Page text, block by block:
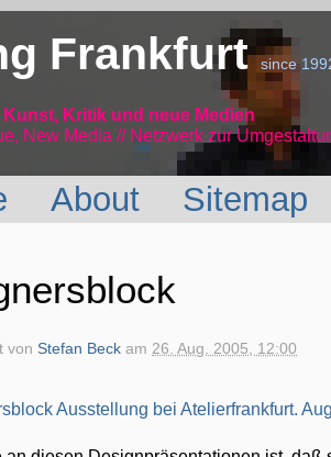
Frankfurtsince
Kunst, Kritik und neue Medien
New Media // Netzwerk zur
About Sitemap
vonStefan Beck am26. Aug. 2005, 12:00